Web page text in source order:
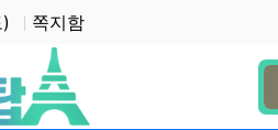
쪽지함